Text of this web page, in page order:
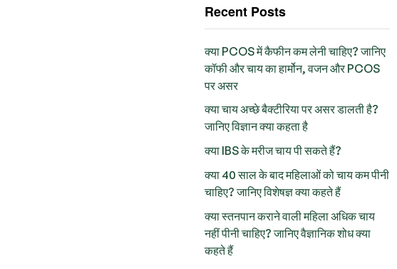
Recent Posts
क्या PCOS में कैफीन कम लेनी चाहिए? जानिए
कॉफी और चाय का हार्मोन, वजन और PCOS
पर असर
क्या चाय अच्छे बैक्टीरिया पर असर डालती है?
जानिए विज्ञान क्या कहता है
क्या IBS के मरीज चाय पी सकते हैं?
क्या 40 साल के बाद महिलाओं को चाय कम पीनी
चाहिए? जानिए विशेषज्ञ क्या कहते हैं
क्या स्तनपान कराने वाली महिला अधिक चाय
नहीं पीनी चाहिए? जानिए वैज्ञानिक शोध क्या
कहते हैं